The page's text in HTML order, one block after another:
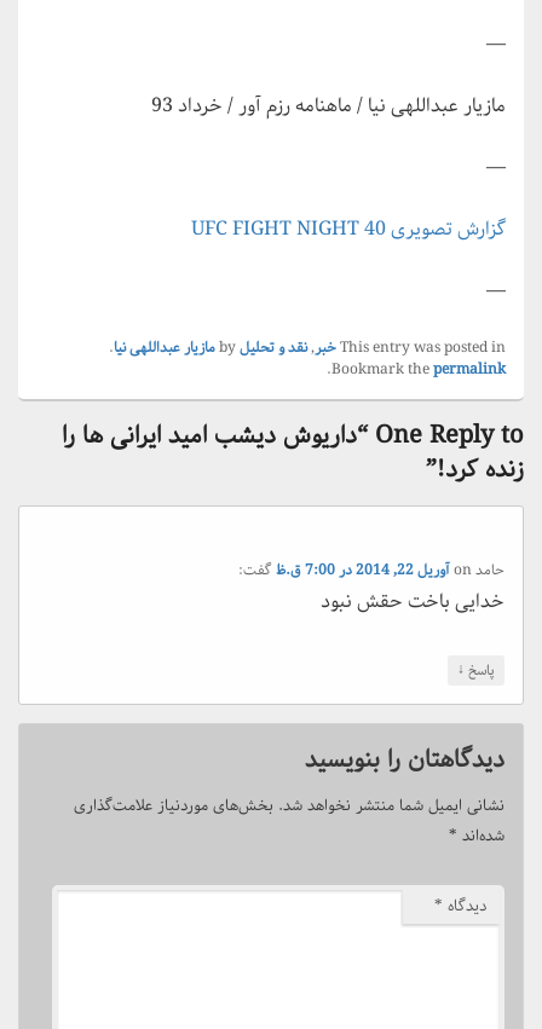
—
مازیار عبداللهی نیا / ماهنامه رزم آور / خرداد 93
—
گزارش تصویری UFC FIGHT NIGHT 40
—
This entry was posted inخبر,نقد و تحلیل مازیار عبداللهی نیا.
Bookmark thepermalink
.
One Reply to “داریوش دیشب امید ایرانی ها را
زنده کرد!”
حامد آوریل 22, 2014 در 7:00 ق.ظ گفت:
خدایی باخت حقش نبود
پاسخ↓
دیدگاهتان را بنویسید
نشانی ایمیل شما منتشر نخواهد شد. بخش‌های موردنیاز علامت‌گذاری
شده‌اند *
دیدگاه *